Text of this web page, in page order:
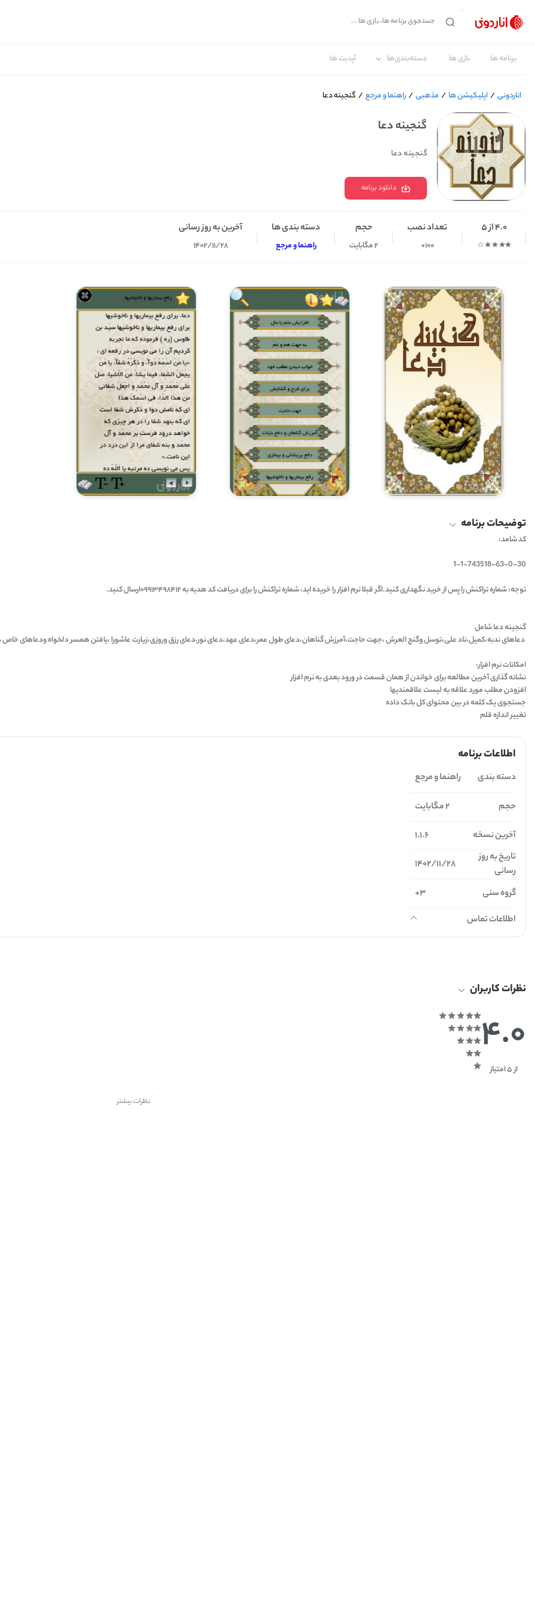
برنامه ها بازی ها دسته‌بندی‌ها آپدیت ها
اناردونی / اپلیکیشن ها / مذهبی /راهنما و مرجع / گنجینه دعا
گنجینه دعا
گنجینه دعا
دانلود برنامه
4.0 از 5 تعداد نصب
100+
حجم
2 مگابایت
دسته بندی ها
راهنما و مرجع
آخرین به روز رسانی
1402/11/28
توضیحات برنامه
کد شامد:
1-1-743518-63-0-30
توجه: شماره تراکنش را پس از خرید نگهداری کنید.اگر قبلا نرم افزار را خریده اید، شماره تراکنش را برای دریافت کد هدیه به ۰۹۹۱۳۴۹۸۴۱۲ارسال کنید.
گنجینه دعا شامل
دعاهای ندبه،کمیل،ناد علی،توسل وگنج العرش ،جهت حاجت،آمرزش گناهان،دعای طول عمر،دعای عهد،دعای نور،دعای رزق وروزی،زیارت عاشورا ،یافتن همسر دلخواه ودعاهای
امکانات نرم افزار:
نشانه گذاری آخرین مطالعه برای خواندن از همان قسمت در ورود بعدی به نرم افزار
افزودن مطلب مورد علاقه به لیست علاقمندیها
جستجوی یک کلمه در بین محتوای کل بانک داده
تغییر اندازه قلم
اطلاعات برنامه
دسته بندی راهنما و مرجع
حجم
2 مگابایت
آخرین نسخه
1.1.6
تاریخ به روز
رسانی
1402/11/28
گروه سنی
3+
اطلاعات تماس
نظرات کاربران
4.0
از 5 امتیاز
نظرات بیشتر